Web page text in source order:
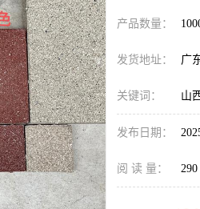
产品数量：
发货地址： 广
关键词： 山
发布日期：
阅 读 量： 290